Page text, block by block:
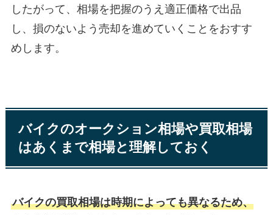
したがって、相場を把握のうえ適正価格で出品
し、損のないよう売却を進めていくことをおすす
めします。
バイクのオークション相場や買取相場
はあくまで相場と理解しておく
バイクの買取相場は時期によっても異なるため、